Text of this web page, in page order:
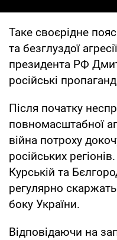
Таке своєрідне
та безглуздої
президента РФ
російські
Після початку
повномасштабної
війна потроху
російських
Курській та
регулярно
боку України.
Відповідаючи на